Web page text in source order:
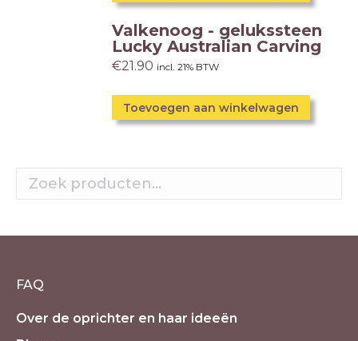
Valkenoog - gelukssteen
Lucky Australian Carving
€21.90 incl. 21% BTW
Toevoegen aan winkelwagen
FAQ
Over de oprichter en haar ideeën